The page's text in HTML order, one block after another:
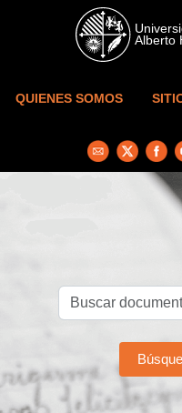
Skip to main content
QUIENES SOMOS